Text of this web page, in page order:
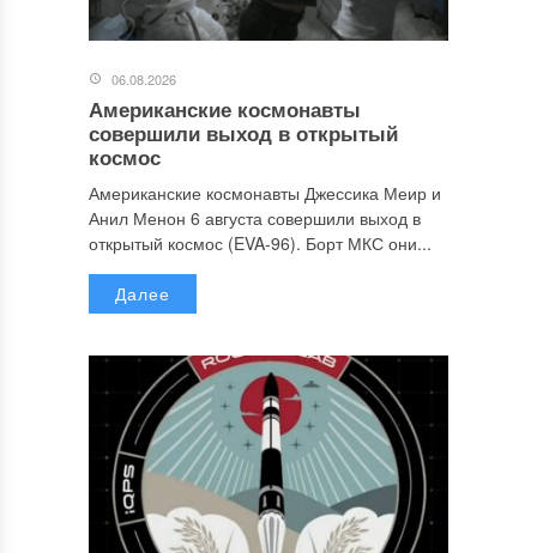
06.08.2026
Американские космонавты
совершили выход в открытый
космос
Американские космонавты Джессика Меир и
Анил Менон 6 августа совершили выход в
открытый космос (EVA-96). Борт МКС они...
Далее